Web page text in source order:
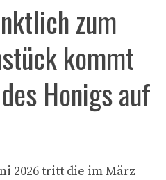
zum
kommt
Honigs auf
2026 tritt die im März